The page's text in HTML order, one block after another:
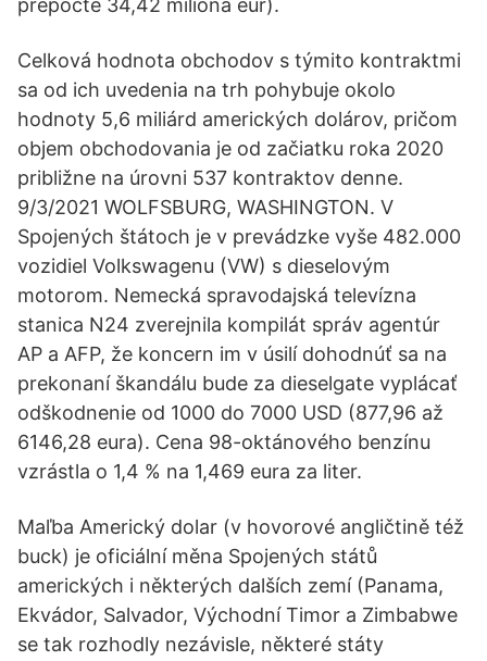
prepočte 34,42 milióna eur).
Celková hodnota obchodov s týmito kontraktmi
sa od ich uvedenia na trh pohybuje okolo
hodnoty 5,6 miliárd amerických dolárov, pričom
objem obchodovania je od začiatku roka 2020
približne na úrovni 537 kontraktov denne.
9/3/2021 WOLFSBURG, WASHINGTON. V
Spojených štátoch je v prevádzke vyše 482.000
vozidiel Volkswagenu (VW) s dieselovým
motorom. Nemecká spravodajská televízna
stanica N24 zverejnila kompilát správ agentúr
AP a AFP, že koncern im v úsilí dohodnúť sa na
prekonaní škandálu bude za dieselgate vyplácať
odškodnenie od 1000 do 7000 USD (877,96 až
6146,28 eura). Cena 98-oktánového benzínu
vzrástla o 1,4 % na 1,469 eura za liter.
Maľba Americký dolar (v hovorové angličtině též
buck) je oficiální měna Spojených států
amerických i některých dalších zemí (Panama,
Ekvádor, Salvador, Východní Timor a Zimbabwe
se tak rozhodly nezávisle, některé státy